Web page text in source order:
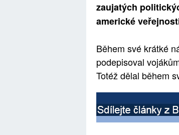
zaujatých
americké
Během své krátké
podepisoval
Totéž dělal během